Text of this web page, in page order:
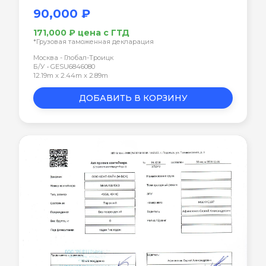
90,000 ₽
171,000 ₽ цена с ГТД
*Грузовая таможенная декларация
Москва - Глобал-Троицк
Б/У • GESU6846080
12.19m x 2.44m x 2.89m
ДОБАВИТЬ В КОРЗИНУ